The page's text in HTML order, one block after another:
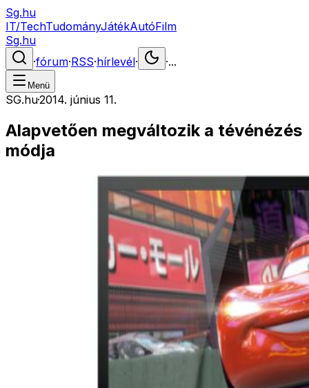
Sg.hu
IT/TechTudományJátékAutóFilm
Sg.hu
·fórum·RSS·hírlevél· ·...
Menü
SG.hu·2014. június 11.
Alapvetően megváltozik a tévénézés
módja